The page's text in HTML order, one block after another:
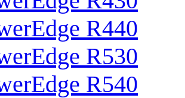
R440
R530
R540